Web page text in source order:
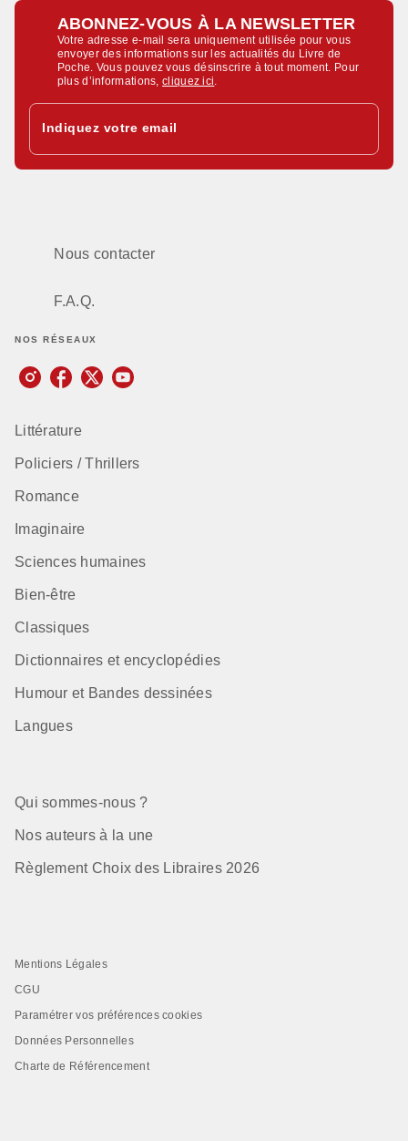
ABONNEZ-VOUS À LA NEWSLETTER
Votre adresse e-mail sera uniquement utilisée pour vous
envoyer des informations sur les actualités du Livre de
Poche. Vous pouvez vous désinscrire à tout moment. Pour
plus d’informations,cliquez ici
Indiquez votre email
Nous contacter
F.A.Q.
NOS RÉSEAUX
Littérature
Policiers / Thrillers
Romance
Imaginaire
Sciences humaines
Bien-être
Classiques
Dictionnaires et encyclopédies
Humour et Bandes dessinées
Langues
Qui sommes-nous ?
Nos auteurs à la une
Règlement Choix des Libraires 2026
Mentions Légales
CGU
Paramétrer vos préférences cookies
Données Personnelles
Charte de Référencement